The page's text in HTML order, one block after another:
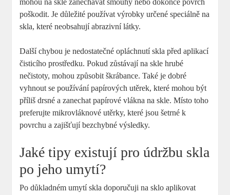
mohou na skle zanechávat šmouhy nebo dokonce povrch
poškodit. Je důležité používat výrobky určené speciálně na
skla, které neobsahují abrazivní látky.
Další chybou je nedostatečné opláchnutí skla před aplikací
čisticího prostředku. Pokud zůstávají na skle hrubé
nečistoty, mohou způsobit škrábance. Také je dobré
vyhnout se používání papírových utěrek, které mohou být
příliš drsné a zanechat papírové vlákna na skle. Místo toho
preferujte mikrovláknové utěrky, které jsou šetrné k
povrchu a zajišťují bezchybné výsledky.
Jaké tipy existují pro údržbu skla
po jeho umytí?
Po důkladném umytí skla doporučuji na sklo aplikovat